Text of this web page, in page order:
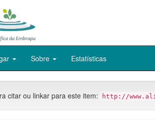
Sobre Estatísticas
citar ou linkar para este item: http://